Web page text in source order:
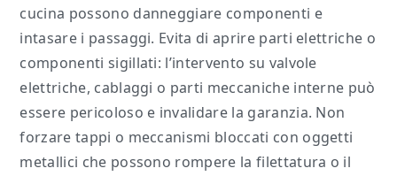
cucina possono danneggiare componenti e
intasare i passaggi. Evita di aprire parti elettriche o
componenti sigillati: l’intervento su valvole
elettriche, cablaggi o parti meccaniche interne può
essere pericoloso e invalidare la garanzia. Non
forzare tappi o meccanismi bloccati con oggetti
metallici che possono rompere la filettatura o il